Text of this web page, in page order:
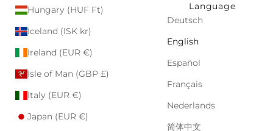
Hungary (HUF Ft)
Iceland (ISK kr)
Ireland (EUR €)
Isle of Man (GBP £)
Italy (EUR €)
Japan (EUR €)
Language
Deutsch
English
Español
Français
Nederlands
简体中文